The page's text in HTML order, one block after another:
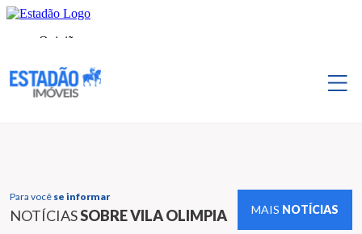
Para você se informar
NOTÍCIASSOBRE VILA OLIMPIA MAIS NOTÍCIAS